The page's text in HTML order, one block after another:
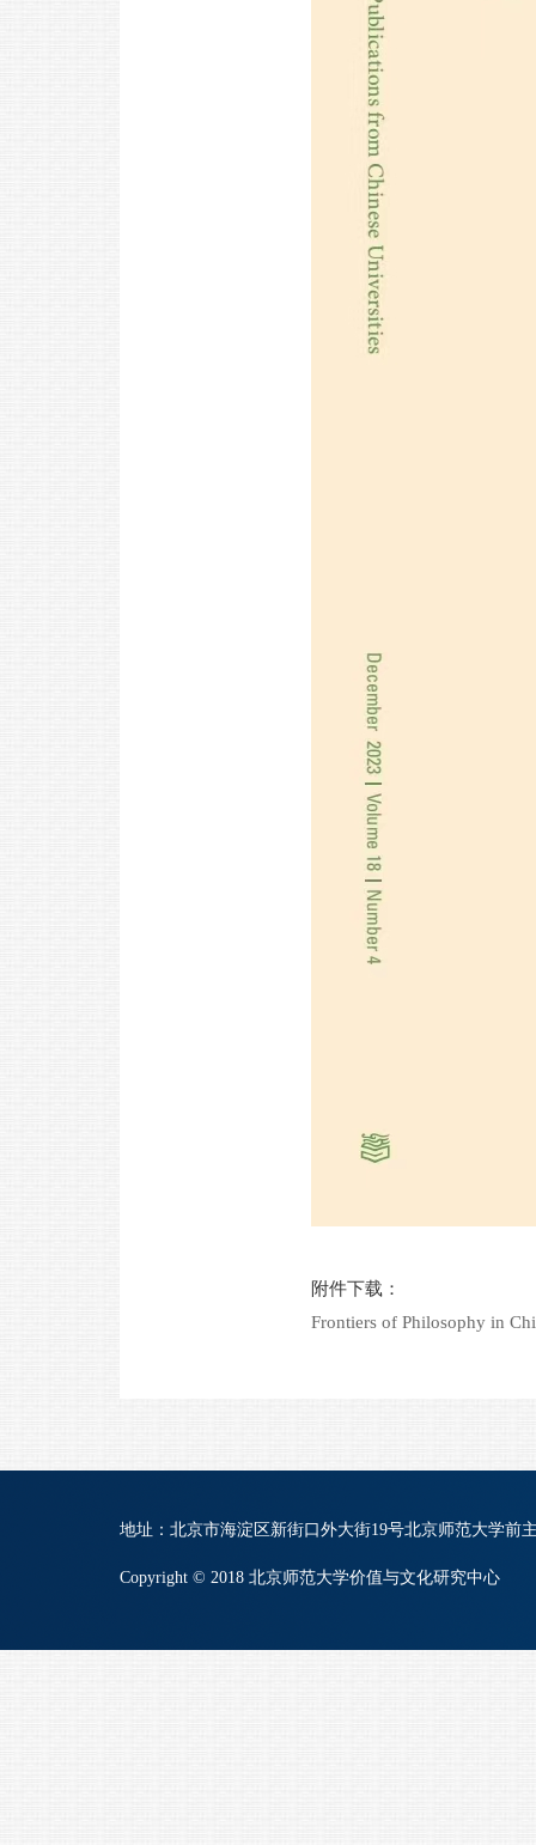
附件下载：
Frontiers of Philosophy in
地址：北京市海淀区新街口外大街19号北京师范大学前
Copyright © 2018 北京师范大学价值与文化研究中心